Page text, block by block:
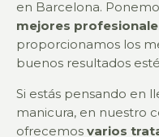
en Barcelona.
mejores
proporcionamos los
buenos resultados
Si estás pensando en
manicura, en nuestro
ofrecemos varios